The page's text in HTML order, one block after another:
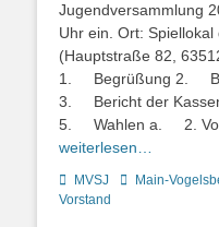
Jugendversammlung
Uhr ein. Ort:
(Hauptstraße 82,
1. Begrüßung 2.
3. Bericht der
5. Wahlen a. 2.
weiterlesen…
Kategorien
MVSJ Schlagworte
Main-
Vorstand